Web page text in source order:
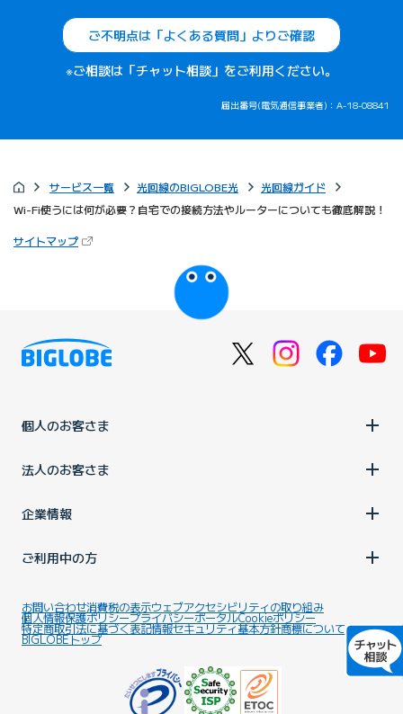
ご不明点は「よくある質問」よりご確認
※ご相談は「チャット相談」をご利用ください。
届出番号(電気通信事業者)：A-18-08841
サービス一覧 光回線のBIGLOBE光
光回線ガイド
Wi-Fi使うには何が必要？自宅での接続方法やルーターについても徹底解説！
サイトマップ（新しいタブで開きます）
個人のお客さま
法人のお客さま
企業情報
ご利用中の方
お問い合わせ消費税の表示ウェブアクセシビリティの取り組み
個人情報保護ポリシープライバシーポータルCookieポリシー
特定商取引法に基づく表記情報セキュリティ基本方針商標について
BIGLOBEトップ